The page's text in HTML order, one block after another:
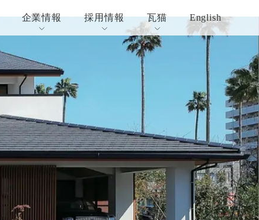
企業情報 採用情報 瓦猫 English